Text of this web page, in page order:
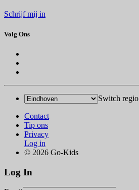
Schrijf mij in
Volg Ons
Switch regio
Contact
Tip ons
Privacy
Log in
© 2026 Go-Kids
Log In